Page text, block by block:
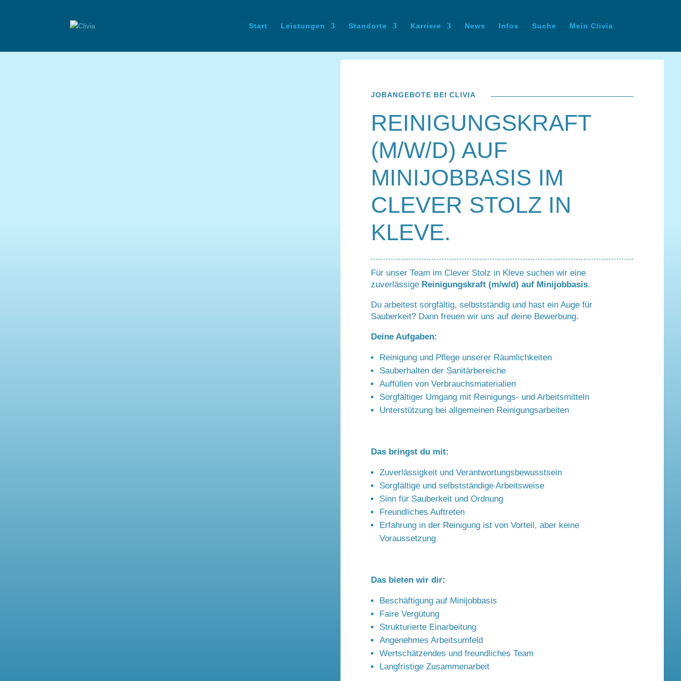
Start Leistungen Standorte Karriere News Infos Suche Mein Clivia
JOBANGEBOTE BEI CLIVIA
REINIGUNGSKRAFT
(M/W/D) AUF
MINIJOBBASIS IM
CLEVER STOLZ IN
KLEVE.
Für unser Team im Clever Stolz in Kleve suchen wir eine
zuverlässige Reinigungskraft (m/w/d) auf Minijobbasis.
Du arbeitest sorgfältig, selbstständig und hast ein Auge für
Sauberkeit? Dann freuen wir uns auf deine Bewerbung.
Deine Aufgaben:
Reinigung und Pflege unserer Räumlichkeiten
Sauberhalten der Sanitärbereiche
Auffüllen von Verbrauchsmaterialien
Sorgfältiger Umgang mit Reinigungs- und Arbeitsmitteln
Unterstützung bei allgemeinen Reinigungsarbeiten
Das bringst du mit:
Zuverlässigkeit und Verantwortungsbewusstsein
Sorgfältige und selbstständige Arbeitsweise
Sinn für Sauberkeit und Ordnung
Freundliches Auftreten
Erfahrung in der Reinigung ist von Vorteil, aber keine
Voraussetzung
Das bieten wir dir:
Beschäftigung auf Minijobbasis
Faire Vergütung
Strukturierte Einarbeitung
Angenehmes Arbeitsumfeld
Wertschätzendes und freundliches Team
Langfristige Zusammenarbeit